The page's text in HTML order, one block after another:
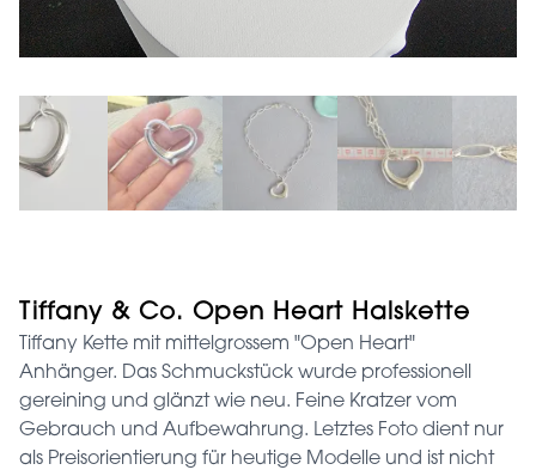
Tiffany & Co. Open Heart Halskette
Tiffany Kette mit mittelgrossem "Open Heart"
Anhänger. Das Schmuckstück wurde professionell
gereining und glänzt wie neu. Feine Kratzer vom
Gebrauch und Aufbewahrung. Letztes Foto dient nur
als Preisorientierung für heutige Modelle und ist nicht